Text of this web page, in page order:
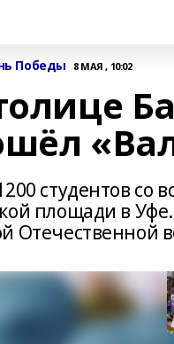
Победы 8 МАЯ , 10:02
студентов со
площади в
Отечественной